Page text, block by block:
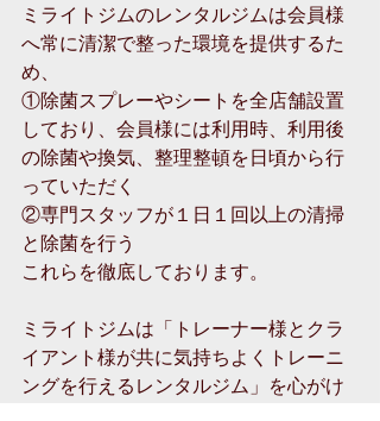
ミライトジムのレンタルジムは会員様
へ常に清潔で整った環境を提供するた
め、
①除菌スプレーやシートを全店舗設置
しており、会員様には利用時、利用後
の除菌や換気、整理整頓を日頃から行
っていただく
②専門スタッフが１日１回以上の清掃
と除菌を行う
これらを徹底しております。
ミライトジムは「トレーナー様とクラ
イアント様が共に気持ちよくトレーニ
ングを行えるレンタルジム」を心がけ